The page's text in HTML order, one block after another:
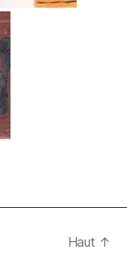
Haut ↑